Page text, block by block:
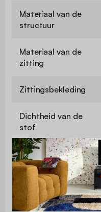
Materiaal van de
structuur
Materiaal van de
zitting
Zittingsbekleding
Dichtheid van de
stof
Zithoogte
Maximaal
ondersteund
gewicht